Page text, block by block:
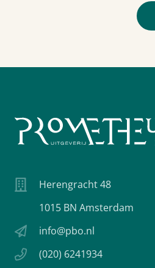
Herengracht 48
1015 BN Amsterdam
info@pbo.nl
(020) 6241934